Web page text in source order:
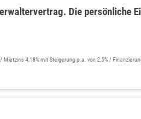
Die persönliche
4,18% mit Steigerung p.a. von 2,5% /